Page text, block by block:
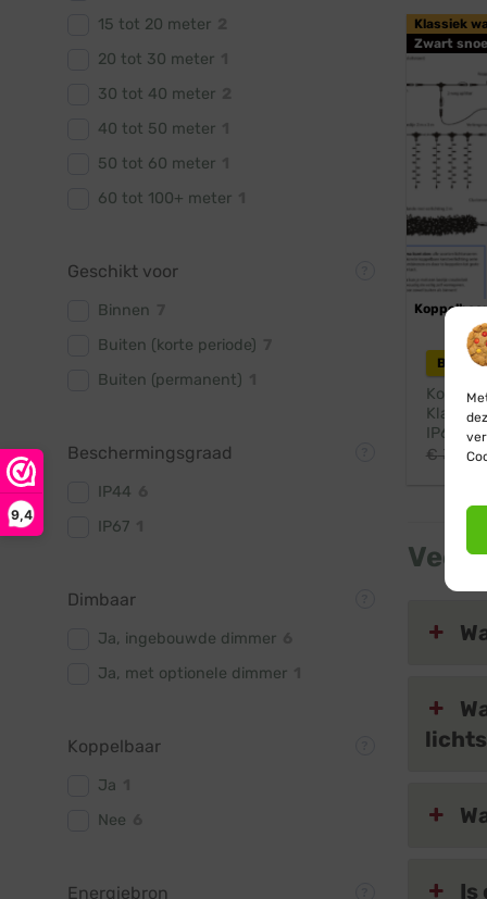
9,4
15 tot 20 meter
20 tot 30 meter
30 tot 40 meter
40 tot 50 meter
50 tot 60 meter
60 tot 100+ meter
Geschikt voor
Binnen
Buiten (korte periode)
Buiten (permanent)
Beschermingsgraad
IP44
IP67
Dimbaar
Ja, ingebouwde dimmer
Ja, met optionele dimmer
Koppelbaar
Ja
Nee
Energiebron
Klassiek
Zwart
Blynx
IP67
€38,95
Is